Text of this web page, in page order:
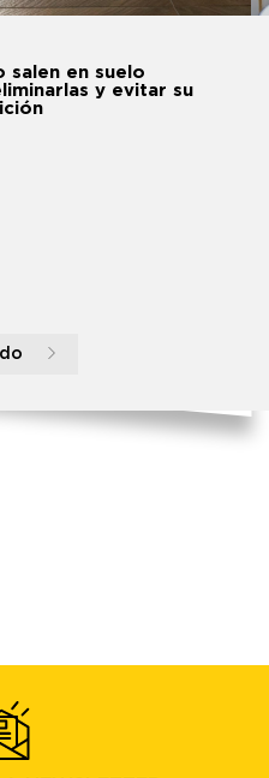
salen en suelo
y evitar su